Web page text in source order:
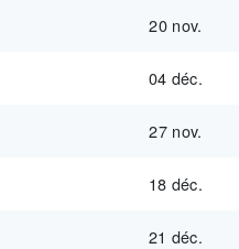
20 nov.
04 déc.
27 nov.
18 déc.
21 déc.